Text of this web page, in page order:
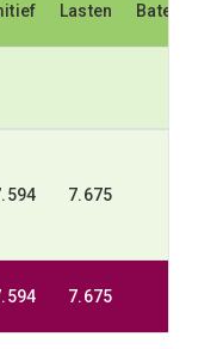
Lasten Baten
Lasten Baten
7.675
7.675